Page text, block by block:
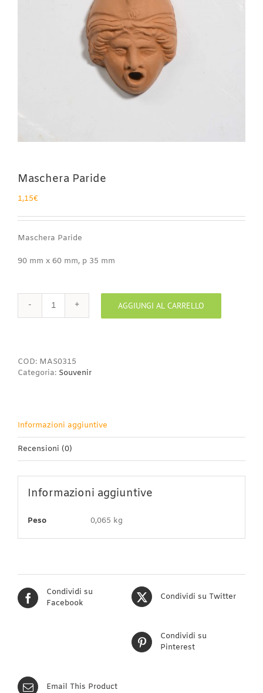
Maschera Paride
1,15€
Maschera Paride
90 mm x 60 mm, p 35 mm
Maschera
AGGIUNGI AL CARRELLO
COD: MAS0315
Categoria: Souvenir
Informazioni aggiuntive
Recensioni (0)
Informazioni aggiuntive
Peso 0,065 kg
Condividi su
Facebook
Condividi su Twitter
Condividi su
Pinterest
Email This Product